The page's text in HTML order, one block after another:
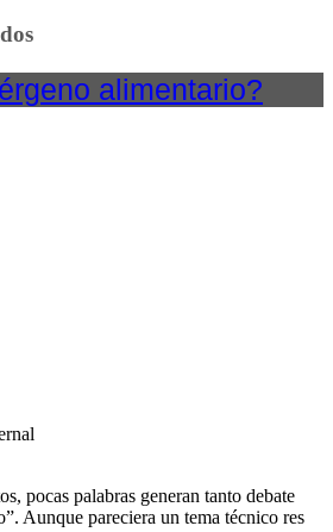
alimentario?
pocas palabras generan tanto debate
Aunque pareciera un tema técnico res